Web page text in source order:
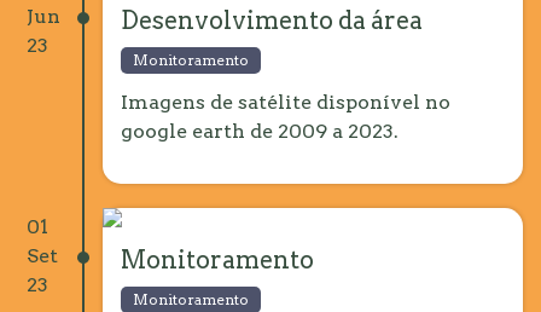
Jun
23
Desenvolvimento da área
Monitoramento
Imagens de satélite disponível no
google earth de 2009 a 2023.
01
Set
23
Monitoramento
Monitoramento